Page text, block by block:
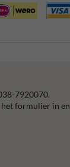
7920070.
formulier in en